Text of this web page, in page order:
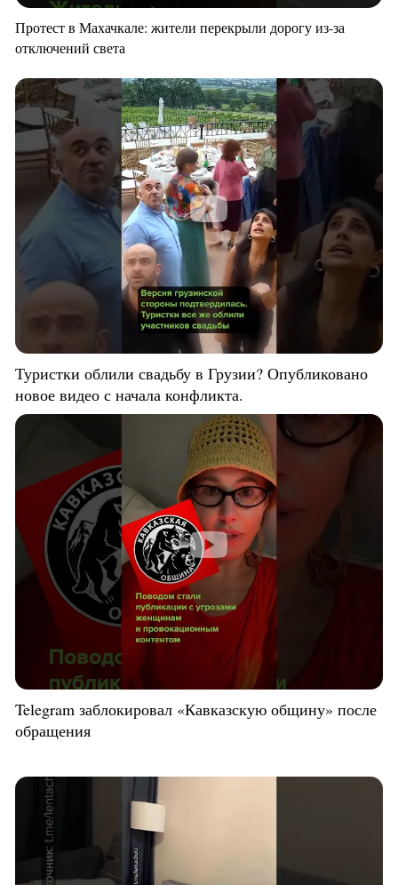
Протест в Махачкале: жители перекрыли дорогу из-за
отключений света
Туристки облили свадьбу в Грузии? Опубликовано
новое видео с начала конфликта.
Telegram заблокировал «Кавказскую общину» после
обращения